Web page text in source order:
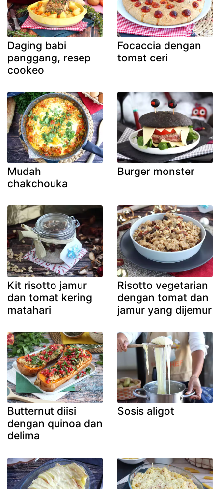
Daging babi
panggang, resep
cookeo
Focaccia dengan
tomat ceri
Mudah
chakchouka
Burger monster
Kit risotto jamur
dan tomat kering
matahari
Risotto vegetarian
dengan tomat dan
jamur yang dijemur
Butternut diisi
dengan quinoa dan
delima
Sosis aligot